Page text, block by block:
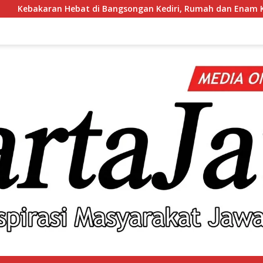
di Bangsongan Kediri, Rumah dan Enam Kendaraan